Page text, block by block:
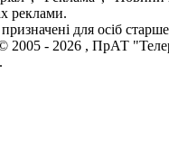
реклами.
для осіб
2005 - 2026 , ПрАТ